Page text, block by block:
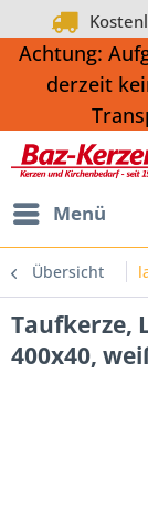
Achtung:
derzeit
Menü
Übersicht
Taufkerze,
400x40,